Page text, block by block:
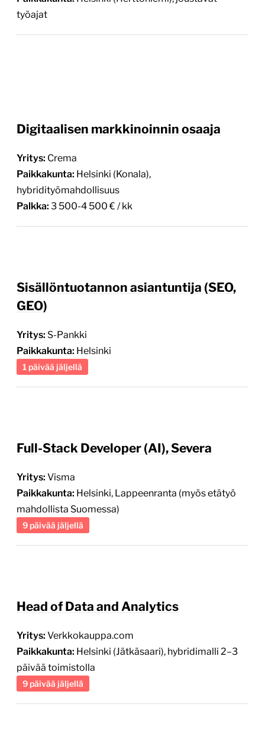
työajat
Yritys:Crema
hybridityömahdollisuus
Palkka:3 500-4 500 € / kk
Yritys:
1 päivää jäljellä
Yritys:Visma
mahdollista Suomessa)
9 päivää jäljellä
Yritys: Verkkokauppa.com
päivää toimistolla
9 päivää jäljellä